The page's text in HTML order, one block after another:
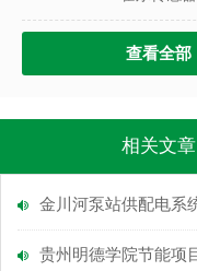
查看全部
相关文章